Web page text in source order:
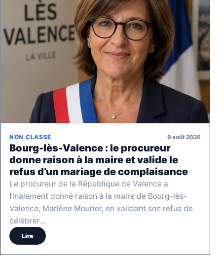
NON CLASSÉ 9 août 2026
Bourg-lès-Valence : le procureur
donne raison à la maire et valide le
refus d’un mariage de complaisance
Le procureur de la République de Valence a
finalement donné raison à la maire de Bourg-lès-
Valence, Marlène Mourier, en validant son refus de
célébrer…
Lire